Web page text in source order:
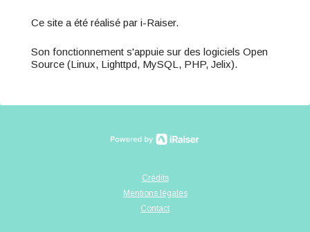
Ce site a été réalisé par i-Raiser.
Son fonctionnement s'appuie sur des logiciels Open
Source (Linux, Lighttpd, MySQL, PHP, Jelix).
Crédits
Mentions légales
Contact